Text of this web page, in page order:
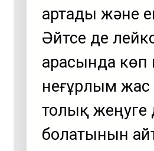
артады және
Әйтсе де
арасында көп
неғұрлым жас
толық жеңуге
болатынын